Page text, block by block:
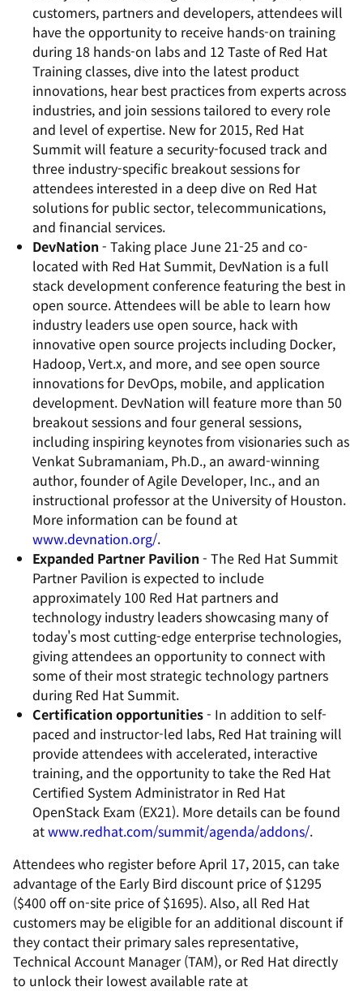
customers, partners and developers, attendees will
have the opportunity to receive hands-on training
during 18 hands-on labs and 12 Taste of Red Hat
Training classes, dive into the latest product
innovations, hear best practices from experts across
industries, and join sessions tailored to every role
and level of expertise. New for 2015, Red Hat
Summit will feature a security-focused track and
three industry-specific breakout sessions for
attendees interested in a deep dive on Red Hat
solutions for public sector, telecommunications,
and financial services.
DevNation - Taking place June 21-25 and co-
located with Red Hat Summit, DevNation is a full
stack development conference featuring the best in
open source. Attendees will be able to learn how
industry leaders use open source, hack with
innovative open source projects including Docker,
Hadoop, Vert.x, and more, and see open source
innovations for DevOps, mobile, and application
development. DevNation will feature more than 50
breakout sessions and four general sessions,
including inspiring keynotes from visionaries such as
Venkat Subramaniam, Ph.D., an award-winning
author, founder of Agile Developer, Inc., and an
instructional professor at the University of Houston.
More information can be found at
www.devnation.org/.
Expanded Partner Pavilion - The Red Hat Summit
Partner Pavilion is expected to include
approximately 100 Red Hat partners and
technology industry leaders showcasing many of
today's most cutting-edge enterprise technologies,
giving attendees an opportunity to connect with
some of their most strategic technology partners
during Red Hat Summit.
Certification opportunities- In addition to self-
paced and instructor-led labs, Red Hat training will
provide attendees with accelerated, interactive
training, and the opportunity to take the Red Hat
Certified System Administrator in Red Hat
OpenStack Exam (EX21). More details can be found
atwww.redhat.com/summit/agenda/addons/.
Attendees who register before April 17, 2015, can take
advantage of the Early Bird discount price of $1295
($400 off on-site price of $1695). Also, all Red Hat
customers may be eligible for an additional discount if
they contact their primary sales representative,
Technical Account Manager (TAM), or Red Hat directly
to unlock their lowest available rate at